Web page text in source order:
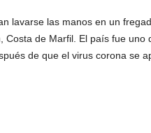
lavarse las manos en un
Costa de Marfil. El país fue uno
de que el virus corona se